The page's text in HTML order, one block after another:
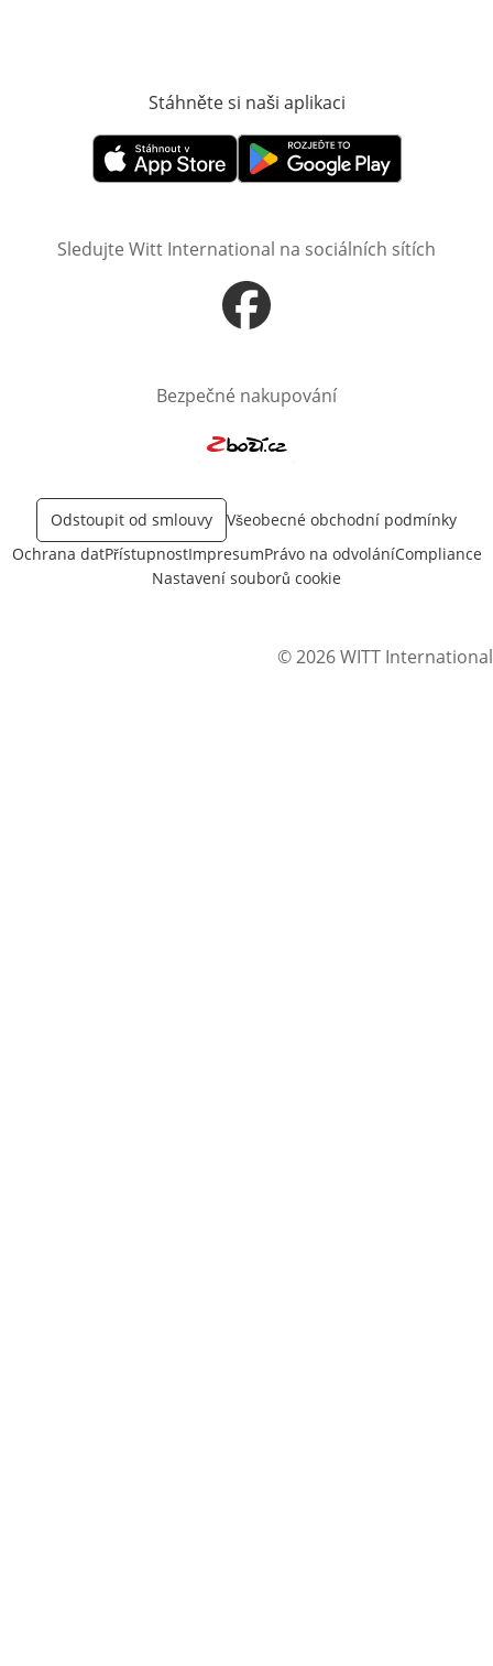
Stáhněte si naši aplikaci
Otevře v novém okněOtevře v novém okně
Sledujte Witt International na sociálních sítích
Otevře v novém okně
Bezpečné nakupování
Odstoupit od smlouvy
Všeobecné obchodní podmínky
Ochrana datPřístupnostImpresumPrávo na odvoláníCompliance
Nastavení souborů cookie
© 2026 WITT International